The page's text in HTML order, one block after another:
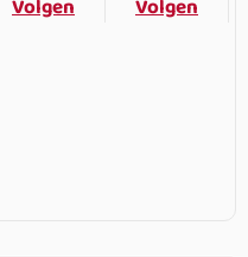
Volgen
Volgen